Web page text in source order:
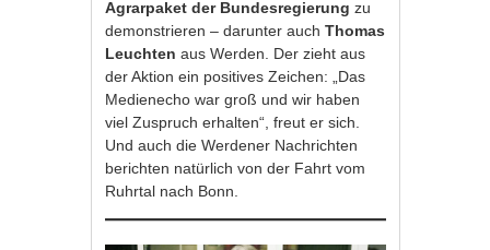
Agrarpaket der Bundesregierung zu
demonstrieren – darunter auchThomas
Leuchten aus Werden. Der zieht aus
der Aktion ein positives Zeichen: „Das
Medienecho war groß und wir haben
viel Zuspruch erhalten“, freut er sich.
Und auch die Werdener Nachrichten
berichten natürlich von der Fahrt vom
Ruhrtal nach Bonn.